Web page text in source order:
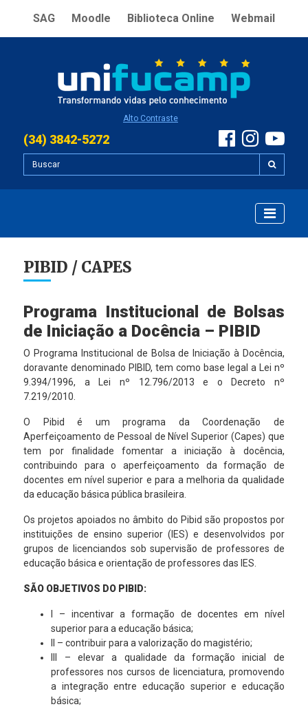
SAG Moodle Biblioteca Online Webmail
Alto Contraste
(34) 3842-5272
PIBID / CAPES
Programa Institucional de Bolsas
de Iniciação a Docência – PIBID
O Programa Institucional de Bolsa de Iniciação à Docência,
doravante denominado PIBID, tem como base legal a Lei nº
9.394/1996, a Lei nº 12.796/2013 e o Decreto nº
7.219/2010.
O Pibid é um programa da Coordenação de
Aperfeiçoamento de Pessoal de Nível Superior (Capes) que
tem por finalidade fomentar a iniciação à docência,
contribuindo para o aperfeiçoamento da formação de
docentes em nível superior e para a melhoria da qualidade
da educação básica pública brasileira.
Os projetos apoiados no âmbito do Pibid são propostos por
instituições de ensino superior (IES) e desenvolvidos por
grupos de licenciandos sob supervisão de professores de
educação básica e orientação de professores das IES.
SÃO OBJETIVOS DO PIBID:
I – incentivar a formação de docentes em nível
superior para a educação básica;
II – contribuir para a valorização do magistério;
III – elevar a qualidade da formação inicial de
professores nos cursos de licenciatura, promovendo
a integração entre educação superior e educação
básica;